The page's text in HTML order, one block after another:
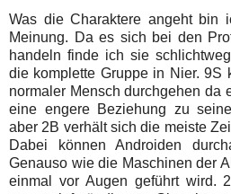
Was die Charaktere angeht bin
Meinung. Da es sich bei den
handeln finde ich sie
die komplette Gruppe in Nier. 9S
normaler Mensch durchgehen da
eine engere Beziehung zu
aber 2B verhält sich die meiste
Dabei können Androiden
Genauso wie die Maschinen der
einmal vor Augen geführt wird.